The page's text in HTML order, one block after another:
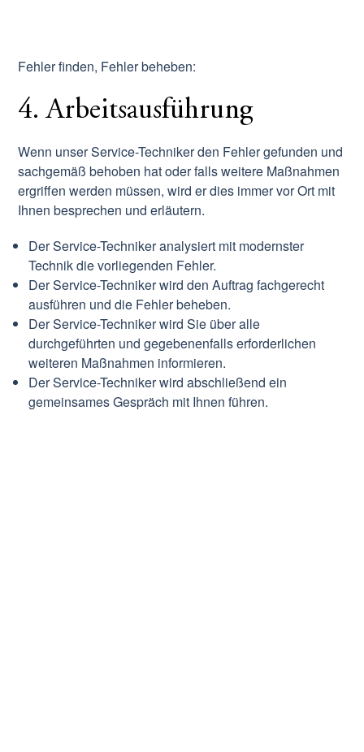
Fehler finden, Fehler beheben:
4. Arbeitsausführung
Wenn unser Service-Techniker den Fehler gefunden und
sachgemäß behoben hat oder falls weitere Maßnahmen
ergriffen werden müssen, wird er dies immer vor Ort mit
Ihnen besprechen und erläutern.
Der Service-Techniker analysiert mit modernster
Technik die vorliegenden Fehler.
Der Service-Techniker wird den Auftrag fachgerecht
ausführen und die Fehler beheben.
Der Service-Techniker wird Sie über alle
durchgeführten und gegebenenfalls erforderlichen
weiteren Maßnahmen informieren.
Der Service-Techniker wird abschließend ein
gemeinsames Gespräch mit Ihnen führen.